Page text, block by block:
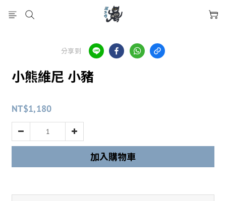
分享到
小熊維尼 小豬
NT$1,180
加入購物車